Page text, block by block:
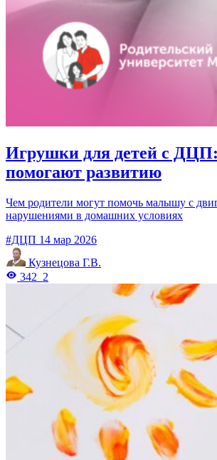
Игрушки для детей с
помогают развитию
Чем родители могут помочь малышу с
нарушениями в домашних условиях
#ДЦП 14 мар 2026
Кузнецова Г.В.
342 2